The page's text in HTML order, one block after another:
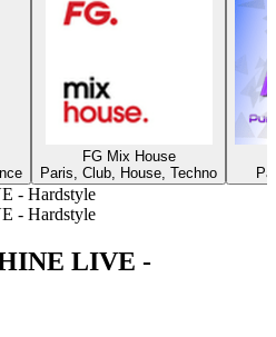
FG Mix House
Paris, Club, House, Techno
- Hardstyle
- Hardstyle
LIVE -